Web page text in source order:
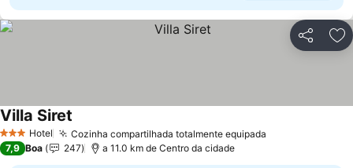
Partilhar
3 EstrelasHotel Cozinha compartilhada totalmente equipada
Villa Siret
7,9 Boa 247 a 11.0 km de Centro da cidade